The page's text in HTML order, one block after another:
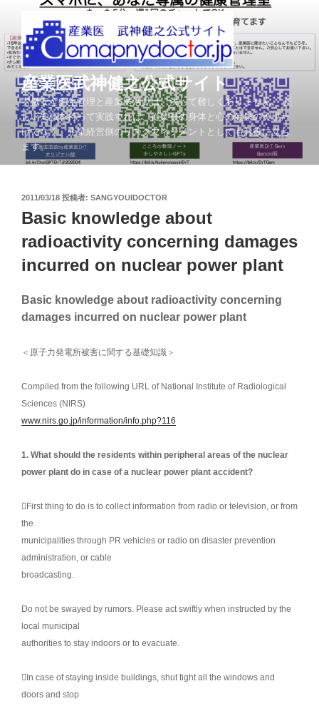
テ
ン
プ
産業医武神健之公式サイト
労働安全衛生管理と産業医活動は、決して難しくありません。 正
しい知識を持って実践すれば、従業員の身体と心の健康の実現だ
けでなく、企業経営側のリスクマネジメントとしてもお役に立ち
ます。
投
稿
日:
2011/03/18 投稿者: SANGYOUIDOCTOR
Basic knowledge about
radioactivity concerning damages
incurred on nuclear power plant
Basic knowledge about radioactivity concerning
damages incurred on nuclear power plant
＜原子力発電所被害に関する基礎知識＞
Compiled from the following URL of National Institute of Radiological
Sciences (NIRS)
www.nirs.go.jp/information/info.php?116
1. What should the residents within peripheral areas of the nuclear
power plant do in case of a nuclear power plant accident?
First thing to do is to collect information from radio or television, or from
the
municipalities through PR vehicles or radio on disaster prevention
administration, or cable
broadcasting.
Do not be swayed by rumors. Please act swiftly when instructed by the
local municipal
authorities to stay indoors or to evacuate.
In case of staying inside buildings, shut tight all the windows and
doors and stop